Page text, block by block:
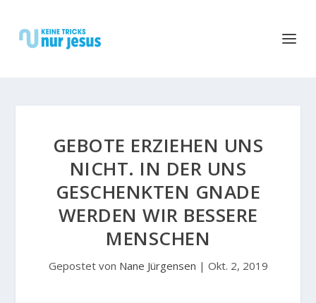
GEBOTE ERZIEHEN UNS
NICHT. IN DER UNS
GESCHENKTEN GNADE
WERDEN WIR BESSERE
MENSCHEN
Gepostet von Nane Jürgensen | Okt. 2, 2019